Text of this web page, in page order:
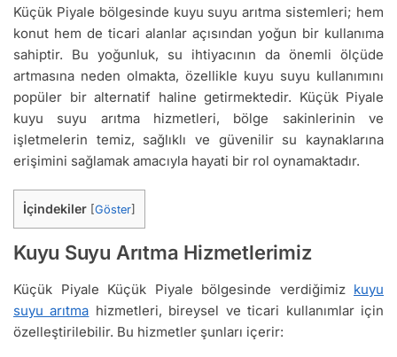
Küçük Piyale bölgesinde kuyu suyu arıtma sistemleri; hem
konut hem de ticari alanlar açısından yoğun bir kullanıma
sahiptir. Bu yoğunluk, su ihtiyacının da önemli ölçüde
artmasına neden olmakta, özellikle kuyu suyu kullanımını
popüler bir alternatif haline getirmektedir. Küçük Piyale
kuyu suyu arıtma hizmetleri, bölge sakinlerinin ve
işletmelerin temiz, sağlıklı ve güvenilir su kaynaklarına
erişimini sağlamak amacıyla hayati bir rol oynamaktadır.
İçindekiler Göster
Kuyu Suyu Arıtma Hizmetlerimiz
Küçük Piyale Küçük Piyale bölgesinde verdiğimiz kuyu
suyu arıtma hizmetleri, bireysel ve ticari kullanımlar için
özelleştirilebilir. Bu hizmetler şunları içerir: